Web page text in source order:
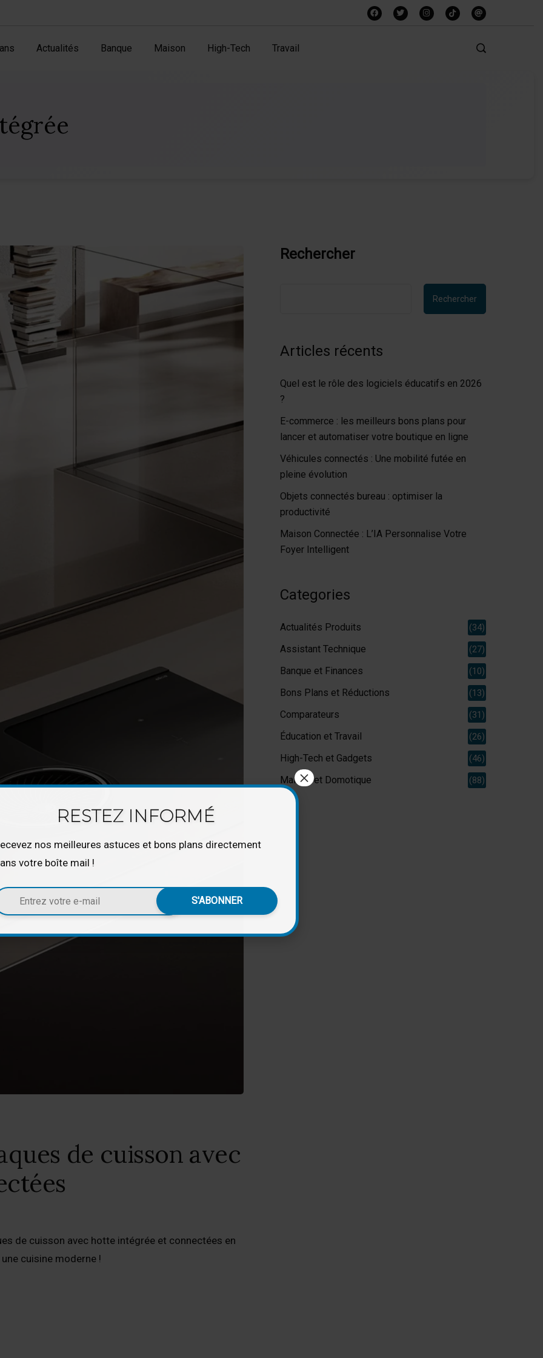
Actualités Banque Maison High-Tech Travail
de cuisson avec
de cuisson avec hotte intégrée et connectées en
cuisine moderne !
Rechercher
Rechercher
Articles récents
Quel est le rôle des logiciels éducatifs en 2026
?
E-commerce : les meilleurs bons plans pour
lancer et automatiser votre boutique en ligne
Véhicules connectés : Une mobilité futée en
pleine évolution
Objets connectés bureau : optimiser la
productivité
Maison Connectée : L’IA Personnalise Votre
Foyer Intelligent
Categories
Actualités Produits (34)
Assistant Technique (27)
Banque et Finances (10)
Bons Plans et Réductions (13)
Comparateurs (31)
Éducation et Travail (26)
High-Tech et Gadgets (46)
Maison et Domotique (88)
RESTEZ INFORMÉ
nos meilleures astuces et bons plans directement
votre boîte mail !
×